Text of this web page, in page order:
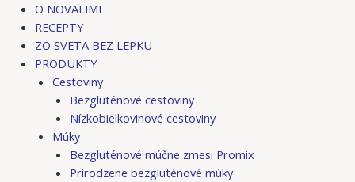
O NOVALIME
RECEPTY
ZO SVETA BEZ LEPKU
PRODUKTY
Cestoviny
Bezgluténové cestoviny
Nízkobielkovinové cestoviny
Múky
Bezgluténové múčne zmesi Promix
Prirodzene bezgluténové múky